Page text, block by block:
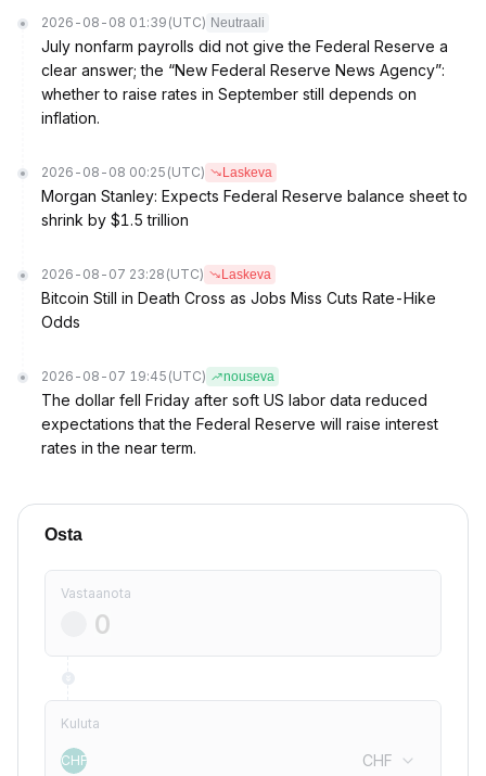
2026-08-08 01:39 (UTC) Neutraali
July nonfarm payrolls did not give the Federal Reserve a
clear answer; the “New Federal Reserve News Agency”:
whether to raise rates in September still depends on
inflation.
2026-08-08 00:25 (UTC) Laskeva
Morgan Stanley: Expects Federal Reserve balance sheet to
shrink by $1.5 trillion
2026-08-07 23:28 (UTC) Laskeva
Bitcoin Still in Death Cross as Jobs Miss Cuts Rate-Hike
Odds
2026-08-07 19:45 (UTC) nouseva
The dollar fell Friday after soft US labor data reduced
expectations that the Federal Reserve will raise interest
rates in the near term.
Osta
Vastaanota
Kuluta
CHF CHF